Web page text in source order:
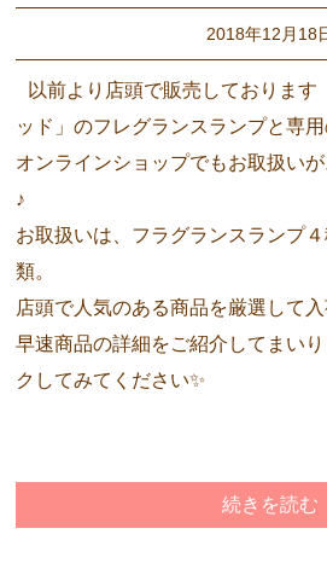
2018年12月18
以前より店頭で販売しております
ッド」のフレグランスランプと専
オンラインショップでもお取扱い
♪
お取扱いは、フラグランスランプ
類。
店頭で人気のある商品を厳選して入
早速商品の詳細をご紹介してまい
クしてみてください✨
続きを読む